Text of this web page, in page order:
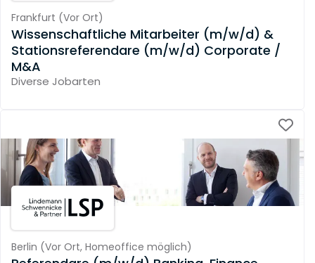
Frankfurt (Vor Ort)
Wissenschaftliche Mitarbeiter (m/w/d) &
Stationsreferendare (m/w/d) Corporate /
M&A
Diverse Jobarten
Berlin (Vor Ort, Homeoffice möglich)